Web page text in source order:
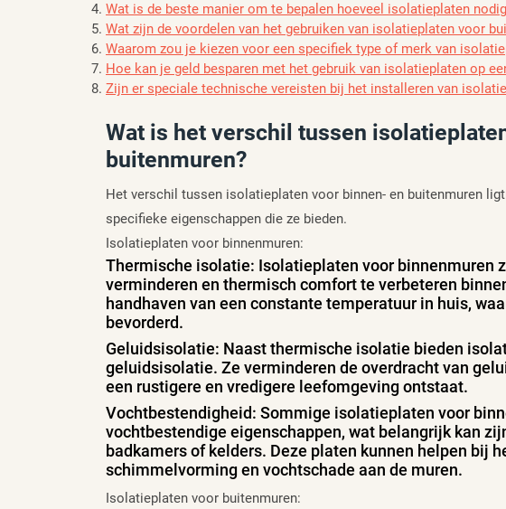
Wat is de beste manier om te bepalen hoeveel isolatieplaten
Wat zijn de voordelen van het gebruiken van isolatieplaten voor
Waarom zou je kiezen voor een specifiek type of merk van
Hoe kan je geld besparen met het gebruik van isolatieplaten op
Zijn er speciale technische vereisten bij het installeren van
Wat is het verschil tussen
buitenmuren?
Het verschil tussen isolatieplaten voor binnen- en buitenmuren
specifieke eigenschappen die ze bieden.
Isolatieplaten voor binnenmuren:
Thermische isolatie: Isolatieplaten voor binnenmuren
verminderen en thermisch comfort te verbeteren
handhaven van een constante temperatuur in huis,
bevorderd.
Geluidsisolatie: Naast thermische isolatie bieden
geluidsisolatie. Ze verminderen de overdracht van
een rustigere en vredigere leefomgeving ontstaat.
Vochtbestendigheid: Sommige isolatieplaten voor
vochtbestendige eigenschappen, wat belangrijk kan
badkamers of kelders. Deze platen kunnen helpen bij
schimmelvorming en vochtschade aan de muren.
Isolatieplaten voor buitenmuren: